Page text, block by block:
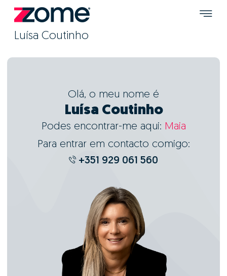
Luísa Coutinho
Olá, o meu nome é
Luísa Coutinho
Podes encontrar-me aqui: Maia
Para entrar em contacto comigo:
+351 929 061 560